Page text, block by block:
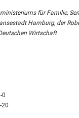
für Familie,
Hamburg, der
Wirtschaft
0
20